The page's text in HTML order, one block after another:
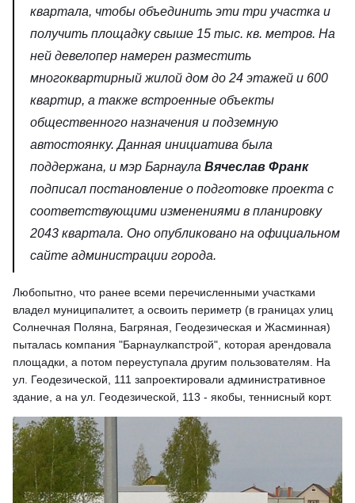
квартала, чтобы объединить эти три участка и
получить площадку свыше 15 тыс. кв. метров. На
ней девелопер намерен разместить
многоквартирный жилой дом до 24 этажей и 600
квартир, а также встроенные объекты
общественного назначения и подземную
автостоянку. Данная инициатива была
поддержана, и мэр Барнаула Вячеслав Франк
подписал постановление о подготовке проекта с
соответствующими изменениями в планировку
2043 квартала. Оно опубликовано на официальном
сайте администрации города.
Любопытно, что ранее всеми перечисленными участками
владел муниципалитет, а освоить периметр (в границах улиц
Солнечная Поляна, Багряная, Геодезическая и Жасминная)
пыталась компания "Барнаулкапстрой", которая арендовала
площадки, а потом переуступала другим пользователям. На
ул. Геодезической, 111 запроектировали административное
здание, а на ул. Геодезической, 113 - якобы, теннисный корт.